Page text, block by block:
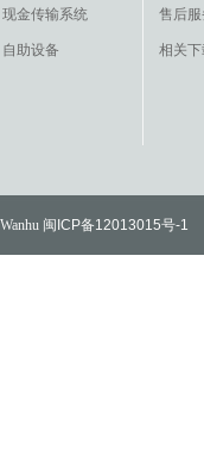
现金传输系统
自助设备
售后
相关
闽ICP备12013015号-1